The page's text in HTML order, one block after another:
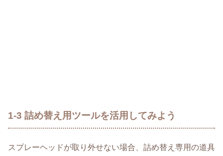
1-3 詰め替え用ツールを活用してみよう
スプレーヘッドが取り外せない場合、詰め替え専用の道具